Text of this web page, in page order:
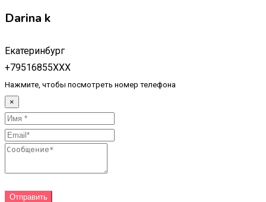
Darina k
Екатеринбург
+79516855XXX
Нажмите, чтобы посмотреть номер телефона
×
Отправить